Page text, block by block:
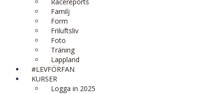
Familj
Form
Friluftsliv
Foto
Träning
Lappland
#LEVFÖRFAN
KURSER
Logga in 2025